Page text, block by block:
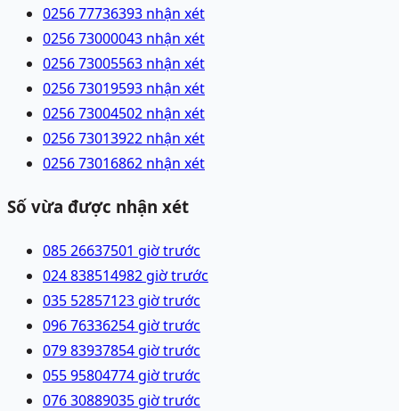
0256 77736393 nhận xét
0256 73000043 nhận xét
0256 73005563 nhận xét
0256 73019593 nhận xét
0256 73004502 nhận xét
0256 73013922 nhận xét
0256 73016862 nhận xét
Số vừa được nhận xét
085 26637501 giờ trước
024 838514982 giờ trước
035 52857123 giờ trước
096 76336254 giờ trước
079 83937854 giờ trước
055 95804774 giờ trước
076 30889035 giờ trước